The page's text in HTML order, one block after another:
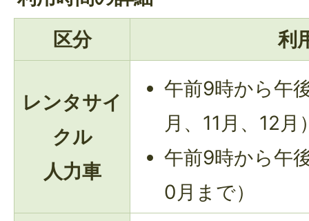
区分
利
レンタサイ
クル
人力車
午前9時から午
月、11月、12月
午前9時から午
0月まで）